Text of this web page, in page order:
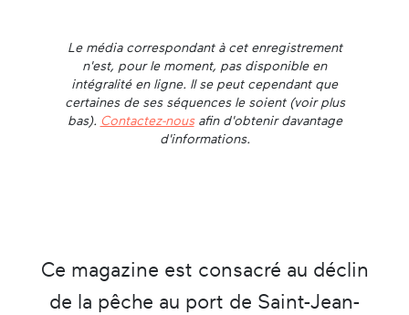
Le média correspondant à cet enregistrement
n'est, pour le moment, pas disponible en
intégralité en ligne. Il se peut cependant que
certaines de ses séquences le soient (voir plus
bas). Contactez-nousafin d'obtenir davantage
d'informations.
Ce magazine est consacré au déclin
de la pêche au port de Saint-Jean-